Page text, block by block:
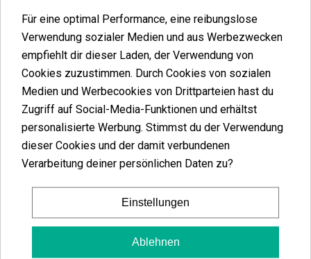
Pineapple Dream Edition
34,20 €
38,00 € -10%
Für eine optimal Performance, eine reibungslose
Verwendung sozialer Medien und aus Werbezwecken
empfiehlt dir dieser Laden, der Verwendung von
Cookies zuzustimmen. Durch Cookies von sozialen
Medien und Werbecookies von Drittparteien hast du
Zugriff auf Social-Media-Funktionen und erhältst
personalisierte Werbung. Stimmst du der Verwendung
dieser Cookies und der damit verbundenen
Verarbeitung deiner persönlichen Daten zu?
Einstellungen
Ablehnen